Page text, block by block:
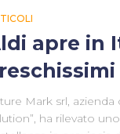
apre in
Mark srl,
ha rilevato